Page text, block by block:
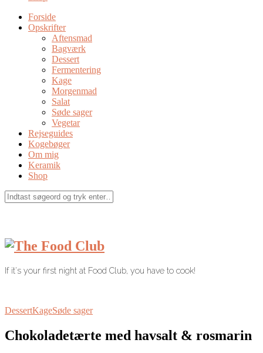
Forside
Opskrifter
Aftensmad
Bagværk
Dessert
Fermentering
Kage
Morgenmad
Salat
Søde sager
Vegetar
Rejseguides
Kogebøger
Om mig
Keramik
Shop
If it's your first night at Food Club, you have to cook!
DessertKageSøde sager
Chokoladetærte med havsalt & rosmarin